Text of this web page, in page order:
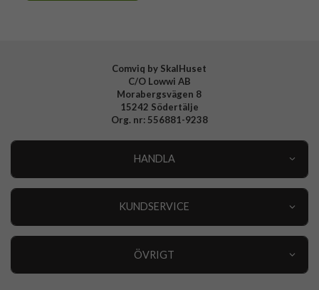
Comviq by SkalHuset
C/O Lowwi AB
Morabergsvägen 8
15242 Södertälje
Org. nr: 556881-9238
HANDLA
KUNDSERVICE
ÖVRIGT